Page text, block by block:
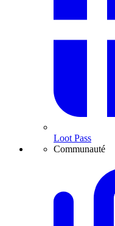
Loot Pass
Communauté